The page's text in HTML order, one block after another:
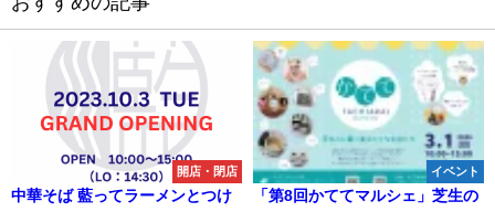
開店・閉店
中華そば 藍ってラーメンとつけ
イベント
「第8回かててマルシェ」芝生の